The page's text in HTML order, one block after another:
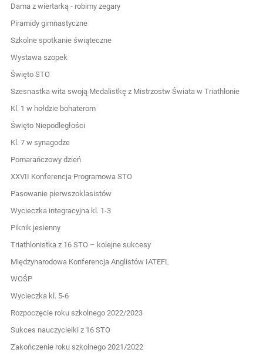
Dama z wiertarką - robimy zegary
Piramidy gimnastyczne
Szkolne spotkanie świąteczne
Wystawa szopek
Święto STO
Szesnastka wita swoją Medalistkę z Mistrzostw Świata w Triathlonie
Kl. 1 w hołdzie bohaterom
Święto Niepodległości
Kl. 7 w synagodze
Pomarańczowy dzień
XXVII Konferencja Programowa STO
Pasowanie pierwszoklasistów
Wycieczka integracyjna kl. 1-3
Piknik jesienny
Triathlonistka z 16 STO – kolejne sukcesy
Międzynarodowa Konferencja Anglistów IATEFL
WOŚP
Wycieczka kl. 5-6
Rozpoczęcie roku szkolnego 2022/2023
Sukces nauczycielki z 16 STO
Zakończenie roku szkolnego 2021/2022